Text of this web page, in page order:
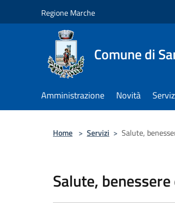
Regione Marche
Comune di
Amministrazione Novità
Home > Servizi > Salute,
Salute,